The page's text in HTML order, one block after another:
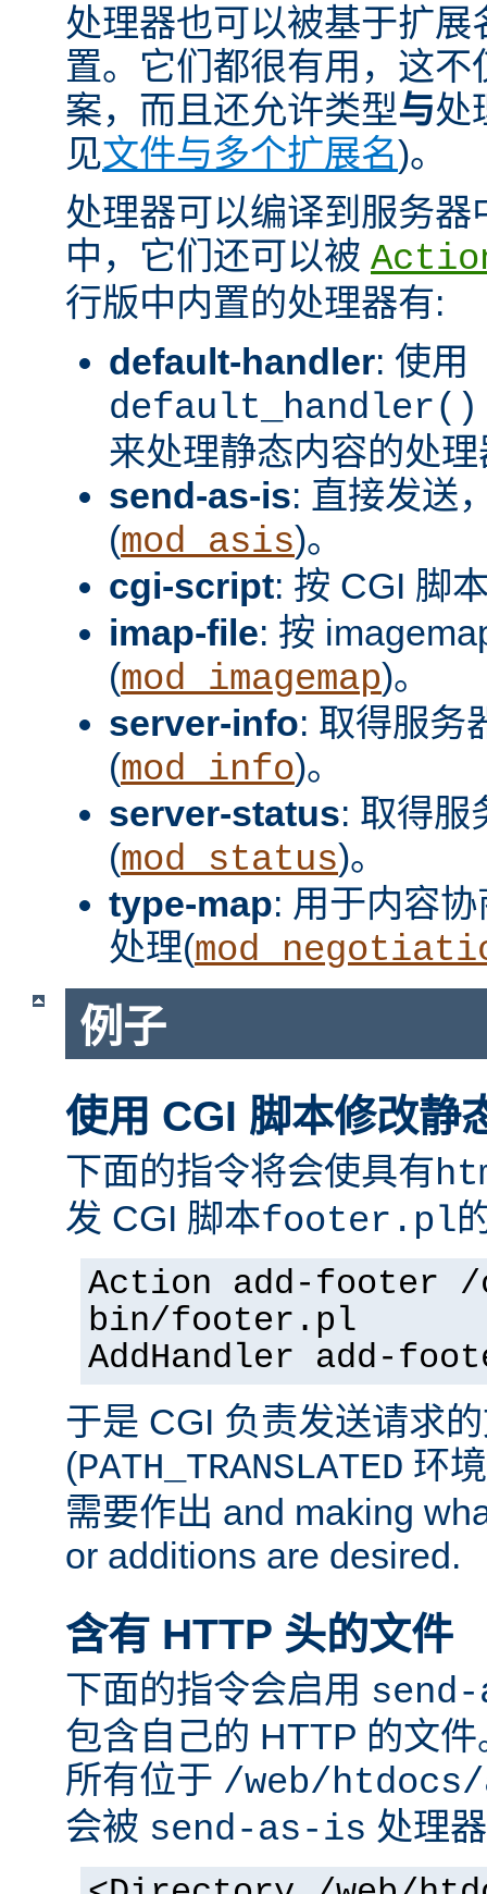
处理器也可以被基于扩
置。它们都很有用，这
案，而且还允许类型与处
见文件与多个扩展名)。
处理器可以编译到服务
中，它们还可以被
行版中内置的处理器有:
default-handler: 使用
default_handler()
来处理静态内容的处
send-as-is: 直接发送
(mod_asis)。
cgi-script: 按 CGI 脚
imap-file: 按
(mod_imagemap)。
server-info: 取得服务
(mod_info)。
server-status: 取得服
(mod_status)。
type-map: 用于内容
处理(
例子
使用 CGI 脚本修改静
下面的指令将会使具有
发 CGI 脚本footer.pl
Action add-footer
bin/footer.pl
AddHandler add-
于是 CGI 负责发送请求
(PATH_TRANSLATED 环
需要作出 and making
or additions are desired.
含有 HTTP 头的文件
下面的指令会启用
包含自己的 HTTP 的文
所有位于 /web/
会被 send-as-is 处理